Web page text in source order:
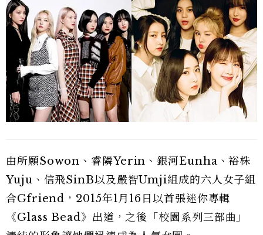
由所願Sowon、睿隣Yerin、銀河Eunha、裕株
Yuju、信飛SinB以及嚴智Umji組成的六人女子組
合Gfriend，2015年1月16日以首張迷你專輯
《Glass Bead》出道，之後「校園系列三部曲」